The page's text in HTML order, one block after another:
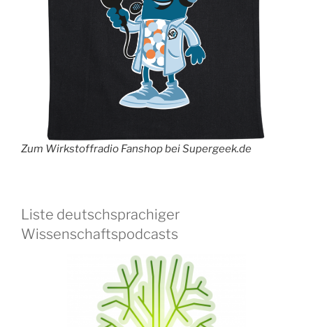
Zum Wirkstoffradio Fanshop bei Supergeek.de
Liste deutschsprachiger
Wissenschaftspodcasts